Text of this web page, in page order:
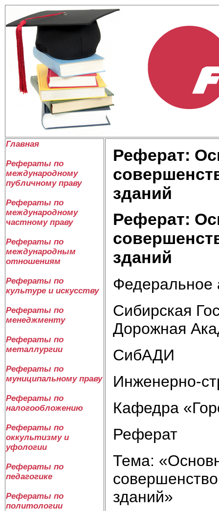
Главная
Рефераты по
международному
публичному праву
Рефераты по
международному
частному праву
Рефераты по
международным
отношениям
Рефераты по
культуре и искусству
Рефераты по
менеджменту
Рефераты по
металлургии
Рефераты по
муниципальному праву
Рефераты по
налогообложению
Рефераты по
оккультизму и
уфологии
Рефераты по
педагогике
Рефераты по
политологии
Реферат:
зданий
Реферат:
зданий
Федеральное
Сибирская
Дорожная
СибАДИ
Инженерно-
Кафедра
Реферат
Тема:
зданий»